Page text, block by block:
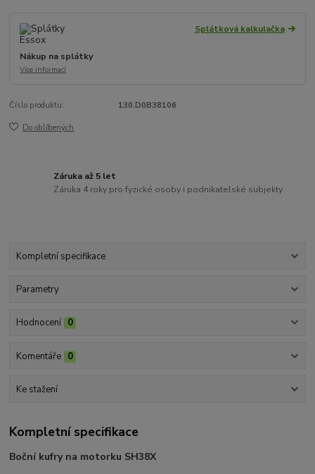
Splátková kalkulačka
Nákup na splátky
Více informací
Číslo produktu: 130.D0B38106
Do oblíbených
Záruka až 5 let
Záruka 4 roky pro fyzické osoby i podnikatelské subjekty
Kompletní specifikace
Parametry
Hodnocení 0
Komentáře 0
Ke stažení
Kompletní specifikace
Boční kufry na motorku SH38X